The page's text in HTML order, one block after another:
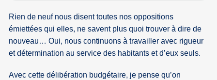
Rien de neuf nous disent toutes nos oppositions
émiettées qui elles, ne savent plus quoi trouver à dire de
nouveau… Oui, nous continuons à travailler avec rigueur
et détermination au service des habitants et d’eux seuls.
Avec cette délibération budgétaire, je pense qu’on